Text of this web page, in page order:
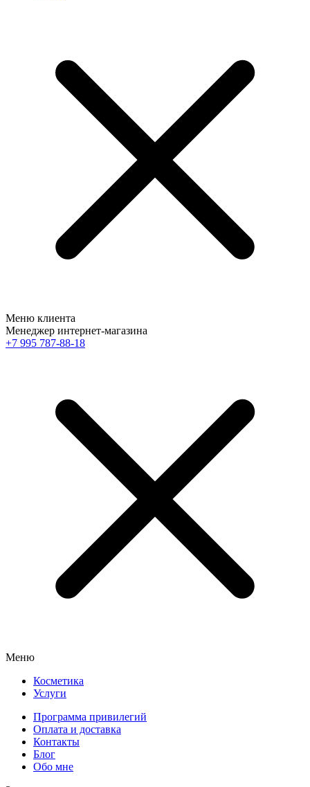
Меню клиента
Менеджер интернет-магазина
+7 995 787-88-18
Меню
Косметика
Услуги
Программа привилегий
Оплата и доставка
Контакты
Блог
Обо мне